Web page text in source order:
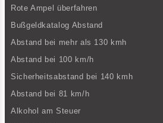
Rote Ampel überfahren
Bußgeldkatalog Abstand
Abstand bei mehr als 130 kmh
Abstand bei 100 km/h
Sicherheitsabstand bei 140 kmh
Abstand bei 81 km/h
Alkohol am Steuer